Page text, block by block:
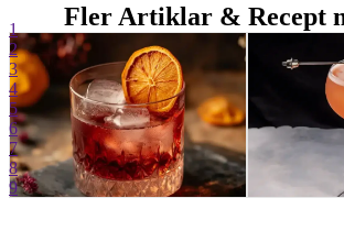
Fler Artiklar & Recept
1
2
3
4
5
6
7
8
9